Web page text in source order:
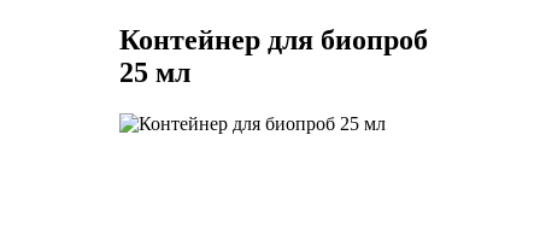
Контейнер для биопроб
25 мл